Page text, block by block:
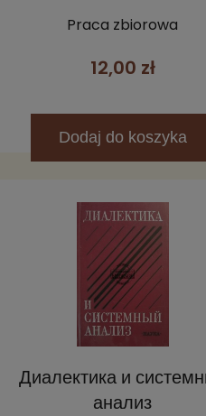
Praca zbiorowa
12,00 zł
Dodaj do koszyka
Диалектика и
анализ